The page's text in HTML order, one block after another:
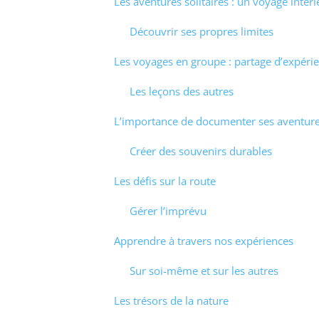
Découvrir ses propres limites
Les voyages en groupe : partage
Les leçons des autres
L’importance de documenter ses
Créer des souvenirs durables
Les défis sur la route
Gérer l’imprévu
Apprendre à travers nos expériences
Sur soi-même et sur les autres
Les trésors de la nature